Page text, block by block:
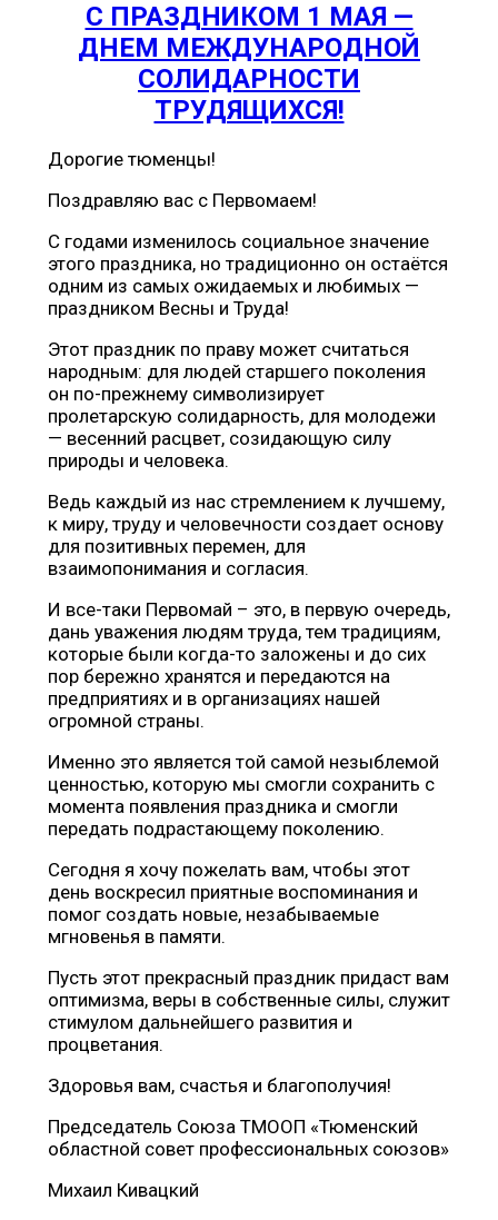
С ПРАЗДНИКОМ 1 МАЯ —
ДНЕМ МЕЖДУНАРОДНОЙ
СОЛИДАРНОСТИ
ТРУДЯЩИХСЯ!
Дорогие тюменцы!
Поздравляю вас с Первомаем!
С годами изменилось социальное значение
этого праздника, но традиционно он остаётся
одним из самых ожидаемых и любимых —
праздником Весны и Труда!
Этот праздник по праву может считаться
народным: для людей старшего поколения
он по-прежнему символизирует
пролетарскую солидарность, для молодежи
— весенний расцвет, созидающую силу
природы и человека.
Ведь каждый из нас стремлением к лучшему,
к миру, труду и человечности создает основу
для позитивных перемен, для
взаимопонимания и согласия.
И все-таки Первомай – это, в первую очередь,
дань уважения людям труда, тем традициям,
которые были когда-то заложены и до сих
пор бережно хранятся и передаются на
предприятиях и в организациях нашей
огромной страны.
Именно это является той самой незыблемой
ценностью, которую мы смогли сохранить с
момента появления праздника и смогли
передать подрастающему поколению.
Сегодня я хочу пожелать вам, чтобы этот
день воскресил приятные воспоминания и
помог создать новые, незабываемые
мгновенья в памяти.
Пусть этот прекрасный праздник придаст вам
оптимизма, веры в собственные силы, служит
стимулом дальнейшего развития и
процветания.
Здоровья вам, счастья и благополучия!
Председатель Союза ТМООП «Тюменский
областной совет профессиональных союзов»
Михаил Кивацкий